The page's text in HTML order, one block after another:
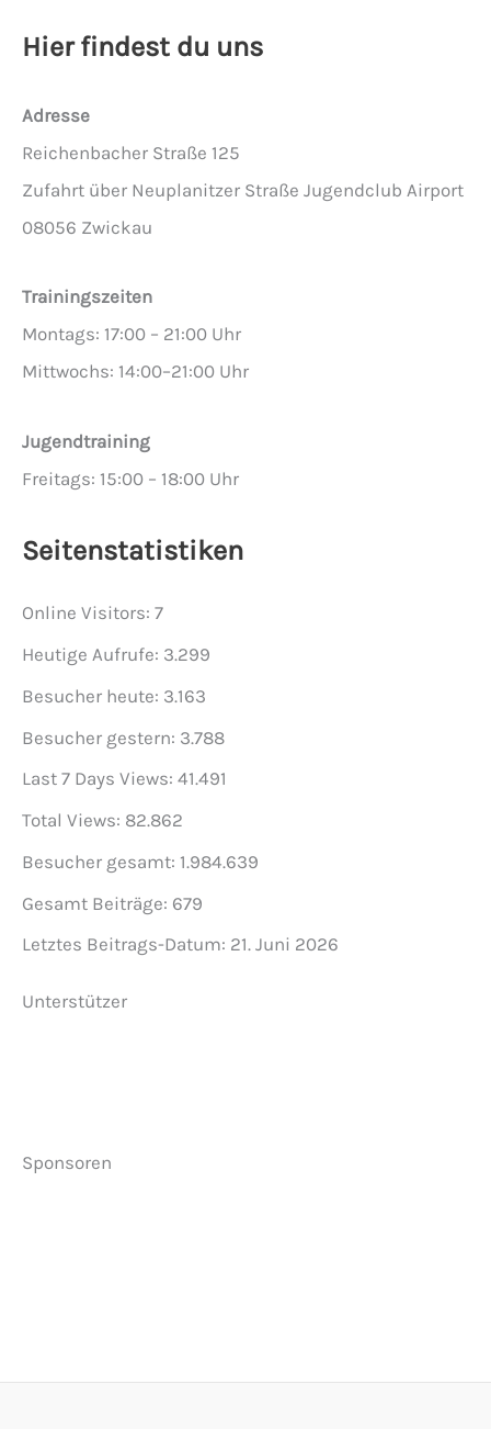
Hier findest du uns
Adresse
Reichenbacher Straße 125
Zufahrt über Neuplanitzer Straße Jugendclub Airport
08056 Zwickau
Trainingszeiten
Montags: 17:00 – 21:00 Uhr
Mittwochs: 14:00–21:00 Uhr
Jugendtraining
Freitags: 15:00 – 18:00 Uhr
Seitenstatistiken
Online Visitors: 7
Heutige Aufrufe: 3.299
Besucher heute: 3.163
Besucher gestern: 3.788
Last 7 Days Views: 41.491
Total Views: 82.862
Besucher gesamt: 1.984.639
Gesamt Beiträge: 679
Letztes Beitrags-Datum: 21. Juni 2026
Unterstützer
Sponsoren